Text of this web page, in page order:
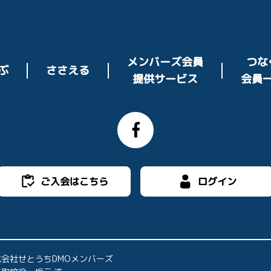
ささえる
メンバーズ会員
提供サービス
つな
会員
ご入会はこちら ログイン
社せとうちDMOメンバーズ